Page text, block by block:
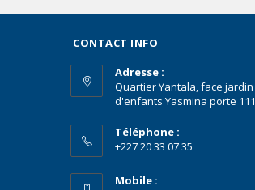
CONTACT INFO
Adresse :
Quartier Yantala, face jardin
d'enfants Yasmina porte 111
Téléphone :
+227 20 33 07 35
Mobile :